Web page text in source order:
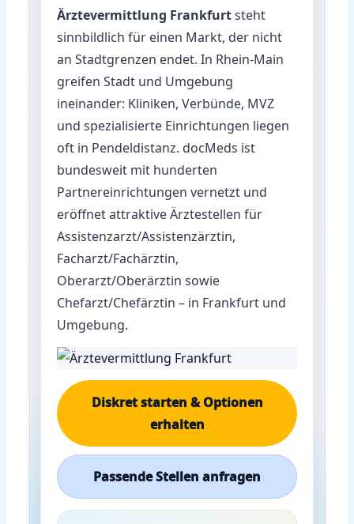
Ärztevermittlung Frankfurtsteht
sinnbildlich für einen Markt, der nicht
an Stadtgrenzen endet. In Rhein-Main
greifen Stadt und Umgebung
ineinander: Kliniken, Verbünde, MVZ
und spezialisierte Einrichtungen liegen
oft in Pendeldistanz. docMeds ist
bundesweit mit hunderten
Partnereinrichtungen vernetzt und
eröffnet attraktive Ärztestellen für
Assistenzarzt/Assistenzärztin,
Facharzt/Fachärztin,
Oberarzt/Oberärztin sowie
Chefarzt/Chefärztin – in Frankfurt und
Umgebung.
Diskret starten & Optionen
erhalten
Passende Stellen anfragen